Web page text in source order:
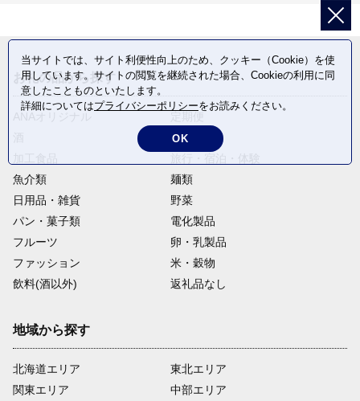
お礼の品から探す
肉類
魚介類
麺類
日用品・雑貨
野菜
パン・菓子類
電化製品
フルーツ
卵・乳製品
ファッション
米・穀物
飲料(酒以外)
返礼品なし
地域から探す
北海道エリア
関東エリア
東北エリア
中部エリア
当サイトでは、サイト利便性向上のため、クッキー（Cookie）を使
用しています。サイトの閲覧を継続された場合、Cookieの利用に同
意したことものといたします。
詳細についてはプライバシーポリシーをお読みください。
OK